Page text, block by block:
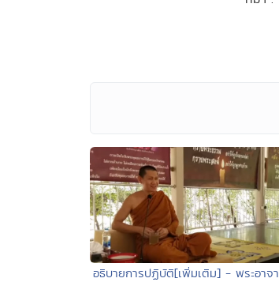
อธิบายการปฏิบัติ[เพิ่มเติม] - พระอาจ